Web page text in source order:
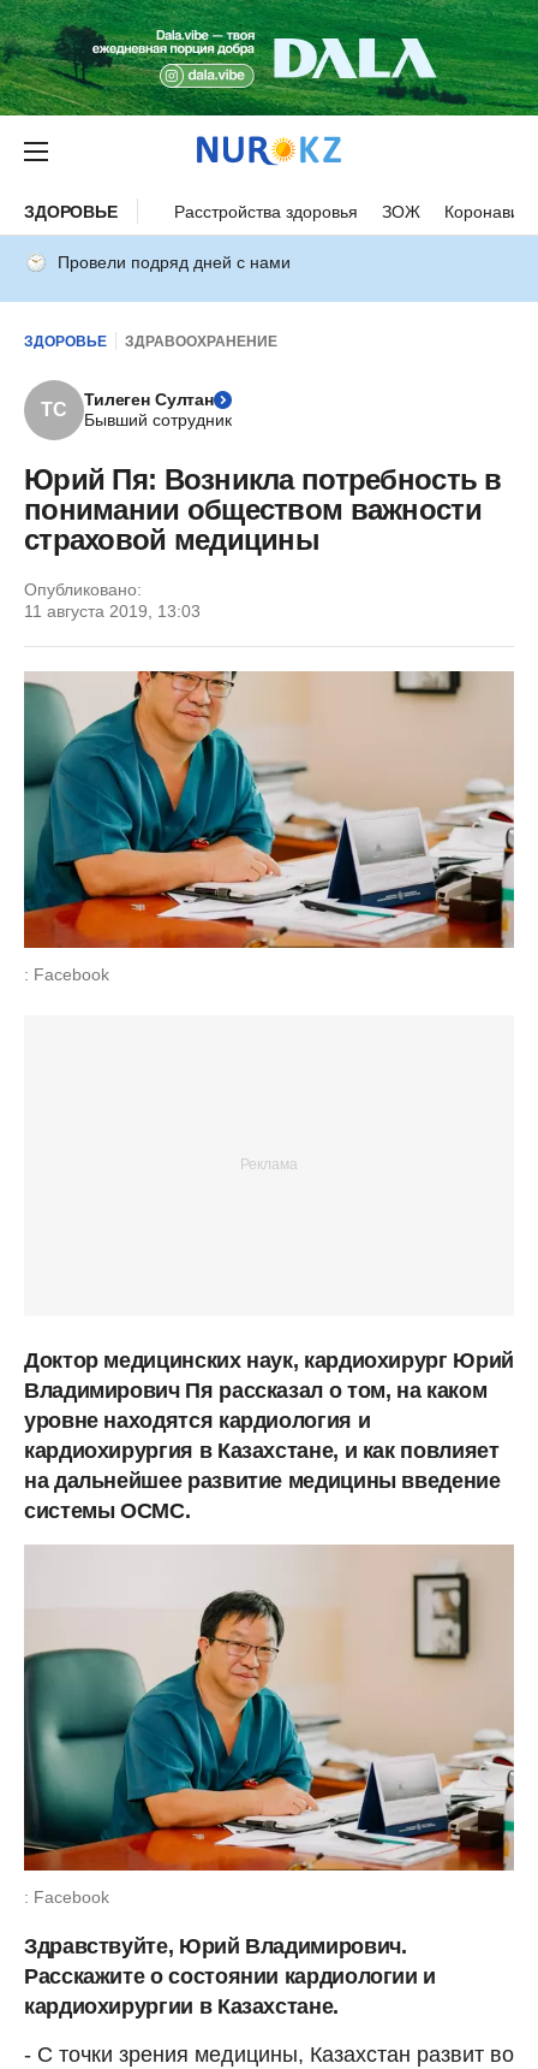
ЗДОРОВЬЕ Расстройства здоровья ЗОЖ
Провели подряд дней с нами
ЗДОРОВЬЕ ЗДРАВООХРАНЕНИЕ
ТС
Тилеген Султан
Бывший сотрудник
Юрий Пя: Возникла потребность в
понимании обществом важности
страховой медицины
Опубликовано:
11 августа 2019, 13:03
: Facebook
Доктор медицинских наук, кардиохирург Юрий
Владимирович Пя рассказал о том, на каком
уровне находятся кардиология и
кардиохирургия в Казахстане, и как повлияет
на дальнейшее развитие медицины введение
системы ОСМС.
: Facebook
Здравствуйте, Юрий Владимирович.
Расскажите о состоянии кардиологии и
кардиохирургии в Казахстане.
- С точки зрения медицины, Казахстан развит во